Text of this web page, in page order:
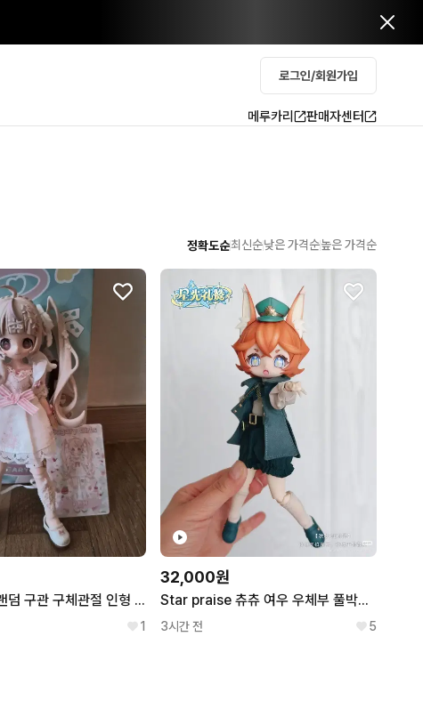
로그인/회원가입
메루카리 판매자센터
정확도순최신순낮은 가격순높은 가격순
슈가리걸즈 랜덤 구관 구체관절 인형 bjd
1
32,000원
Star praise 츄츄 여우 우체부 풀박스 MJD 랜덤구관 블라인드 박스 돌
3시간 전 5